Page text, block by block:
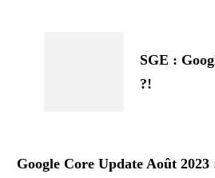
SGE :
?!
Google Core Update Août 2023